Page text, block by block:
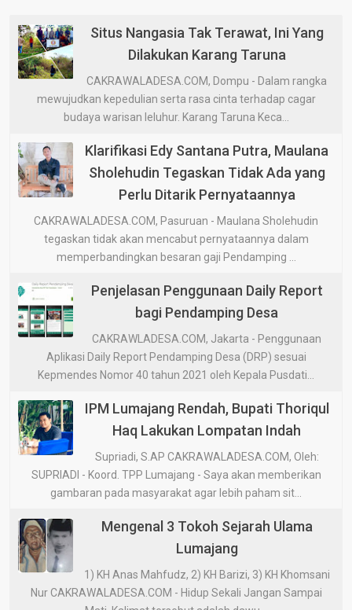
Situs Nangasia Tak Terawat, Ini Yang
Dilakukan Karang Taruna
CAKRAWALADESA.COM, Dompu - Dalam rangka
mewujudkan kepedulian serta rasa cinta terhadap cagar
budaya warisan leluhur. Karang Taruna Keca...
Klarifikasi Edy Santana Putra, Maulana
Sholehudin Tegaskan Tidak Ada yang
Perlu Ditarik Pernyataannya
CAKRAWALADESA.COM, Pasuruan - Maulana Sholehudin
tegaskan tidak akan mencabut pernyataannya dalam
memperbandingkan besaran gaji Pendamping ...
Penjelasan Penggunaan Daily Report
bagi Pendamping Desa
CAKRAWLADESA.COM, Jakarta - Penggunaan
Aplikasi Daily Report Pendamping Desa (DRP) sesuai
Kepmendes Nomor 40 tahun 2021 oleh Kepala Pusdati...
IPM Lumajang Rendah, Bupati Thoriqul
Haq Lakukan Lompatan Indah
Supriadi, S.AP CAKRAWALADESA.COM, Oleh:
SUPRIADI - Koord. TPP Lumajang - Saya akan memberikan
gambaran pada masyarakat agar lebih paham sit...
Mengenal 3 Tokoh Sejarah Ulama
Lumajang
1) KH Anas Mahfudz, 2) KH Barizi, 3) KH Khomsani
Nur CAKRAWALADESA.COM - Hidup Sekali Jangan Sampai